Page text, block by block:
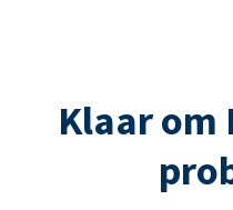
Klaar om